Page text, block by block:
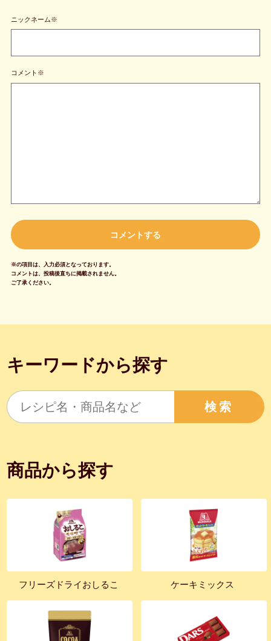
ニックネーム※
コメント※
※の項目は、入力必須となっております。
コメントは、投稿後直ちに掲載されません。
ご了承ください。
キーワードから探す
検索
商品から探す
フリーズドライおしるこ ケーキミックス